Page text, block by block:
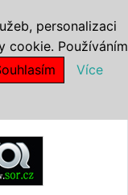
personalizaci
cookie. Používáním
Více